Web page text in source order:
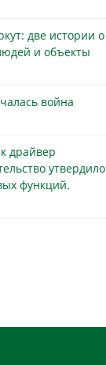
две истории о
и объекты
война
драйвер
утвердило
функций.